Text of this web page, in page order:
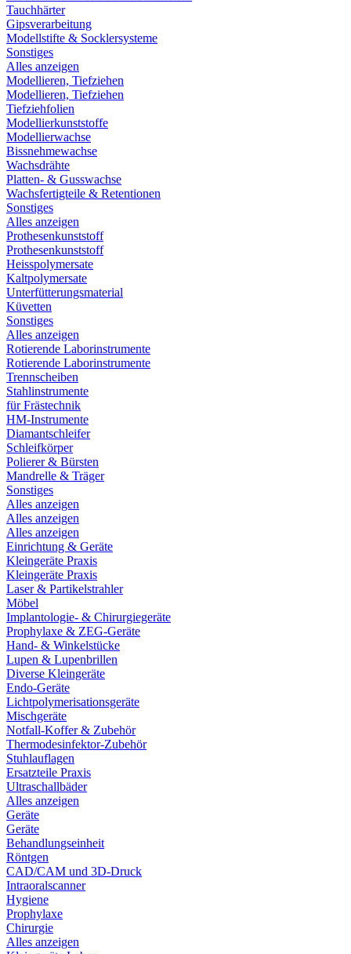
Tauchhärter
Gipsverarbeitung
Modellstifte & Socklersysteme
Sonstiges
Alles anzeigen
Modellieren, Tiefziehen
Modellieren, Tiefziehen
Tiefziehfolien
Modellierkunststoffe
Modellierwachse
Bissnehmewachse
Wachsdrähte
Platten- & Gusswachse
Wachsfertigteile & Retentionen
Sonstiges
Alles anzeigen
Prothesenkunststoff
Prothesenkunststoff
Heisspolymersate
Kaltpolymersate
Unterfütterungsmaterial
Küvetten
Sonstiges
Alles anzeigen
Rotierende Laborinstrumente
Rotierende Laborinstrumente
Trennscheiben
Stahlinstrumente
für Frästechnik
HM-Instrumente
Diamantschleifer
Schleifkörper
Polierer & Bürsten
Mandrelle & Träger
Sonstiges
Alles anzeigen
Alles anzeigen
Alles anzeigen
Einrichtung & Geräte
Kleingeräte Praxis
Kleingeräte Praxis
Laser & Partikelstrahler
Möbel
Implantologie- & Chirurgiegeräte
Prophylaxe & ZEG-Geräte
Hand- & Winkelstücke
Lupen & Lupenbrillen
Diverse Kleingeräte
Endo-Geräte
Lichtpolymerisationsgeräte
Mischgeräte
Notfall-Koffer & Zubehör
Thermodesinfektor-Zubehör
Stuhlauflagen
Ersatzteile Praxis
Ultraschallbäder
Alles anzeigen
Geräte
Geräte
Behandlungseinheit
Röntgen
CAD/CAM und 3D-Druck
Intraoralscanner
Hygiene
Prophylaxe
Chirurgie
Alles anzeigen